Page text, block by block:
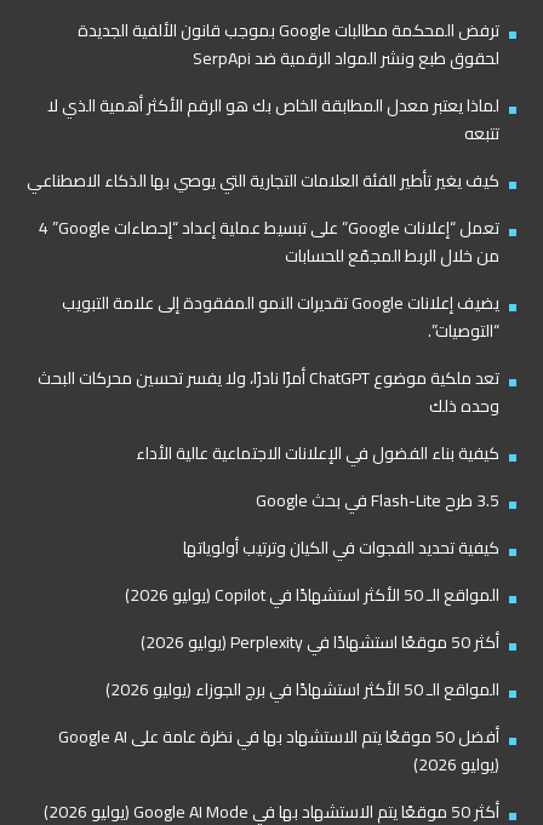
ترفض المحكمة مطالبات Google بموجب قانون الألفية الجديدة
لحقوق طبع ونشر المواد الرقمية ضد SerpApi
لماذا يعتبر معدل المطابقة الخاص بك هو الرقم الأكثر أهمية الذي لا
تتبعه
كيف يغير تأطير الفئة العلامات التجارية التي يوصي بها الذكاء الاصطناعي
تعمل “إعلانات Google” على تبسيط عملية إعداد “إحصاءات Google”‏ 4
من خلال الربط المجمّع للحسابات
يضيف إعلانات Google تقديرات النمو المفقودة إلى علامة التبويب
“التوصيات”.
تعد ملكية موضوع ChatGPT أمرًا نادرًا، ولا يفسر تحسين محركات البحث
وحده ذلك
كيفية بناء الفضول في الإعلانات الاجتماعية عالية الأداء
3.5 طرح Flash-Lite في بحث Google
كيفية تحديد الفجوات في الكيان وترتيب أولوياتها
المواقع الـ 50 الأكثر استشهادًا في Copilot (يوليو 2026)
أكثر 50 موقعًا استشهادًا في Perplexity (يوليو 2026)
المواقع الـ 50 الأكثر استشهادًا في برج الجوزاء (يوليو 2026)
أفضل 50 موقعًا يتم الاستشهاد بها في نظرة عامة على Google AI
(يوليو 2026)
أكثر 50 موقعًا يتم الاستشهاد بها في Google AI Mode (يوليو 2026)